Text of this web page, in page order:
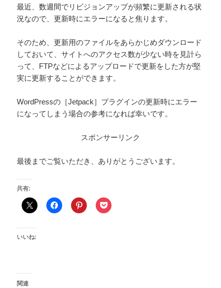
最近、数週間でリビジョンアップが頻繁に更新される状
況なので、更新時にエラーになると焦ります。
そのため、更新用のファイルをあらかじめダウンロード
しておいて、サイトへのアクセス数が少ない時を見計ら
って、FTPなどによるアップロードで更新をした方が堅
実に更新することができます。
WordPressの［Jetpack］プラグインの更新時にエラー
になってしまう場合の参考になれば幸いです。
スポンサーリンク
最後までご覧いただき、ありがとうございます。
共有:
いいね:
関連